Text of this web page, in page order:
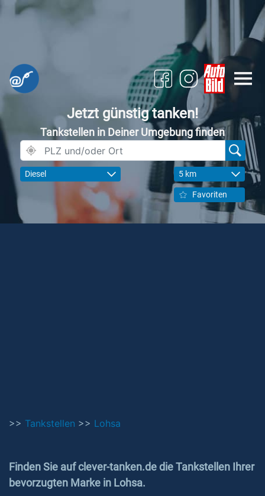
Jetzt günstig tanken!
Tankstellen in Deiner Umgebung finden
Diesel 5 km
Favoriten
>> Tankstellen >> Lohsa
Finden Sie auf clever-tanken.de die Tankstellen Ihrer
bevorzugten Marke in Lohsa.